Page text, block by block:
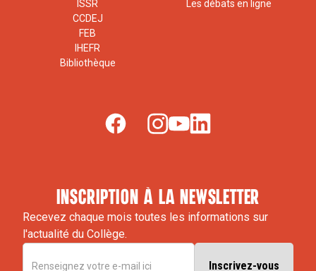
ISSR
CCDEJ
FEB
IHEFR
Bibliothèque
Les débats en ligne
inscription à la newsletter
Recevez chaque mois toutes les informations sur
l'actualité du Collège.